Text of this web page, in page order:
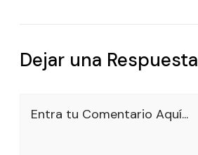
Dejar una Respuesta
Entra tu Comentario Aquí...